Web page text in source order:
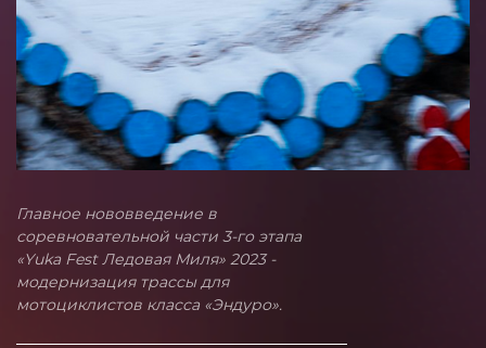
Главное нововведение в
соревновательной части 3-го этапа
«Yuka Fest Ледовая Миля» 2023 -
модернизация трассы для
мотоциклистов класса «Эндуро».